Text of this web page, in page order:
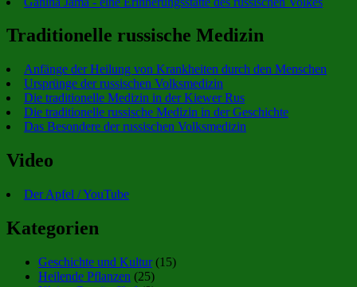
Traditionelle russische Medizin
Anfänge der Heilung von Krankheiten durch den Menschen
Ursprünge der russischen Volksmedizin
Die traditionelle Medizin in der Kiewer Rus
Die traditionelle russische Medizin in der Geschichte
Das Besondere der russischen Volksmedizin
Video
Der Apfel / YouTube
Kategorien
Geschichte und Kultur(15)
Heilende Pflanzen (25)